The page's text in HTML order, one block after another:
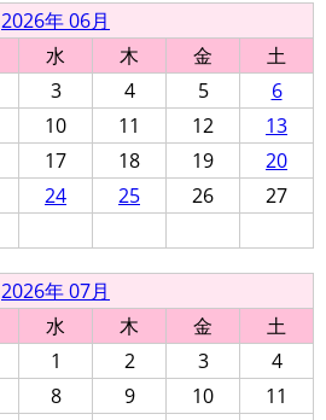
2026年 06月
水 木 金
土
3 4 5
6
10 11 12
13
17 18 19
20
24 25 26
27
2026年 07月
水 木 金
土
1
2 3
4
8 9 10
11